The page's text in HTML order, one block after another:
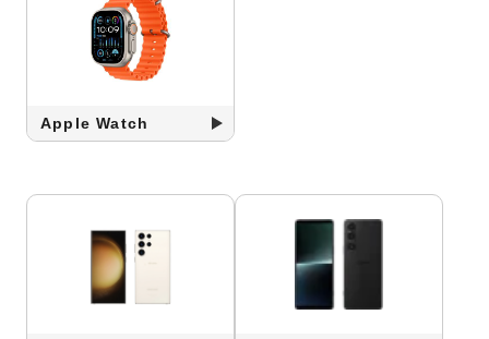
Apple Watch